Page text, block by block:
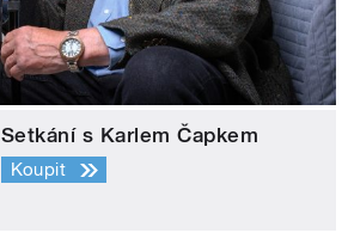
Setkání s Karlem Čapkem
Koupit